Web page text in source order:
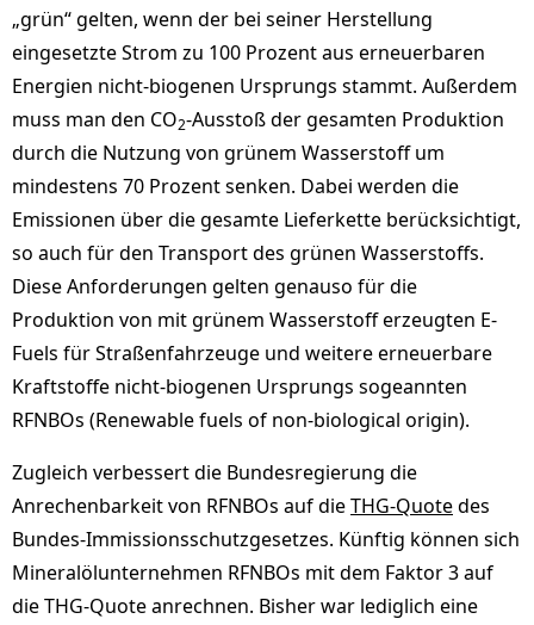
„grün“ gelten, wenn der bei seiner Herstellung
eingesetzte Strom zu 100 Prozent aus erneuerbaren
Energien nicht-biogenen Ursprungs stammt. Außerdem
muss man den CO2-Ausstoß der gesamten Produktion
durch die Nutzung von grünem Wasserstoff um
mindestens 70 Prozent senken. Dabei werden die
Emissionen über die gesamte Lieferkette berücksichtigt,
so auch für den Transport des grünen Wasserstoffs.
Diese Anforderungen gelten genauso für die
Produktion von mit grünem Wasserstoff erzeugten E-
Fuels für Straßenfahrzeuge und weitere erneuerbare
Kraftstoffe nicht-biogenen Ursprungs sogeannten
RFNBOs (Renewable fuels of non-biological origin).
Zugleich verbessert die Bundesregierung die
Anrechenbarkeit von RFNBOs auf dieTHG-Quotedes
Bundes-Immissionsschutzgesetzes. Künftig können sich
Mineralölunternehmen RFNBOs mit dem Faktor 3 auf
die THG-Quote anrechnen. Bisher war lediglich eine